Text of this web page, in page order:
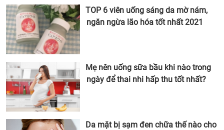
TOP 6 viên uống sáng da mờ nám,
ngăn ngừa lão hóa tốt nhất 2021
Mẹ nên uống sữa bầu khi nào trong
ngày để thai nhi hấp thu tốt nhất?
Da mặt bị sạm đen chữa thế nào cho